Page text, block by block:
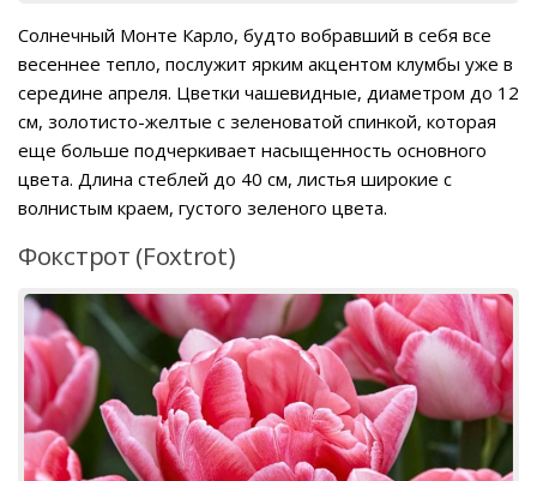
Солнечный Монте Карло, будто вобравший в себя все
весеннее тепло, послужит ярким акцентом клумбы уже в
середине апреля. Цветки чашевидные, диаметром до 12
см, золотисто-желтые с зеленоватой спинкой, которая
еще больше подчеркивает насыщенность основного
цвета. Длина стеблей до 40 см, листья широкие с
волнистым краем, густого зеленого цвета.
Фокстрот (Foxtrot)